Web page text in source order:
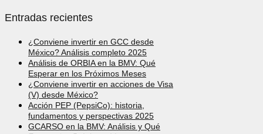
Entradas recientes
¿Conviene invertir en GCC desde
México? Análisis completo 2025
Análisis de ORBIA en la BMV: Qué
Esperar en los Próximos Meses
¿Conviene invertir en acciones de Visa
(V) desde México?
Acción PEP (PepsiCo): historia,
fundamentos y perspectivas 2025
GCARSO en la BMV: Análisis y Qué